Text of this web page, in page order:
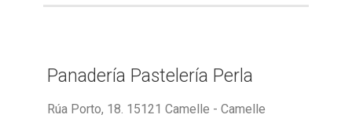
Panadería Pastelería Perla
Rúa Porto, 18. 15121 Camelle - Camelle